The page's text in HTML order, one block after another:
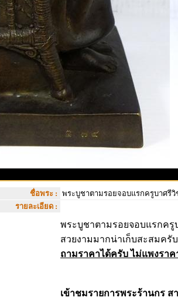
ชื่อพระ : พระบูชาตามรอยจอบแรกครูบาศรีวิ
รายละเอียด :
พระบูชาตามรอยจอบแรกครู
สวยงามมากน่าเก็บสะสมครั
ถามราคาได้ครับ ไม่แพงรา
เข้าชมรายการพระร้านกร ส